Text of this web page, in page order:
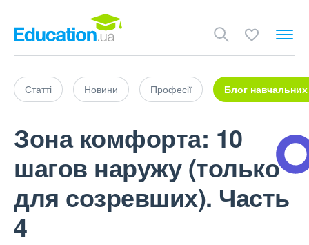
Статті Новини Професії Блог навчальних
Зона комфорта: 10
шагов наружу (только
для созревших). Часть
4